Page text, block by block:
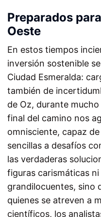
Preparados
Oeste
En estos tiempos
inversión sostenible
Ciudad Esmeralda:
también de
de Oz, durante
final del camino nos
omnisciente, capaz
sencillas a desafíos
las verdaderas
figuras carismáticas
grandilocuentes, sino
quienes se atreven a
científicos, los